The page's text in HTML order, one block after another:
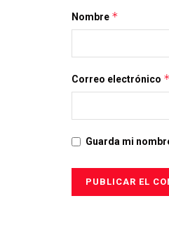
Nombre *
Correo electrónico *
Guarda mi